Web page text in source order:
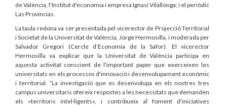
de València, l'Institut d'economia i empresa Ignasi Vilallonga; i el periòdic
Las Provincias.
La taula redona va ser presentada pel vicerector de Projecció Territorial
i Societat de la Universitat de València, Jorge Hermosilla, i moderada per
Salvador Gregori (Cercle d’Economia de la Safor). El vicerector
Hermosilla va explicar que la Universitat de València participa en
aquesta activitat conscient de l'important paper que exerceixen les
universitats en els processos d'innovació i desenvolupament econòmic
i territorial. “La investigació que es desenvolupa en els nostres tres
campus universitaris ofereix respostes a les necessitats que demanden
els «territoris intel·ligents», i contribueix al foment d'iniciatives